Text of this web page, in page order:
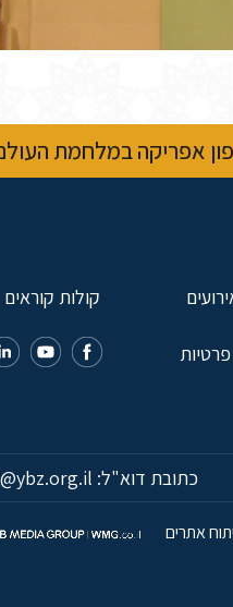
אפריקה במלחמת
קולות קוראים
כתובת דוא"ל:
אתרים